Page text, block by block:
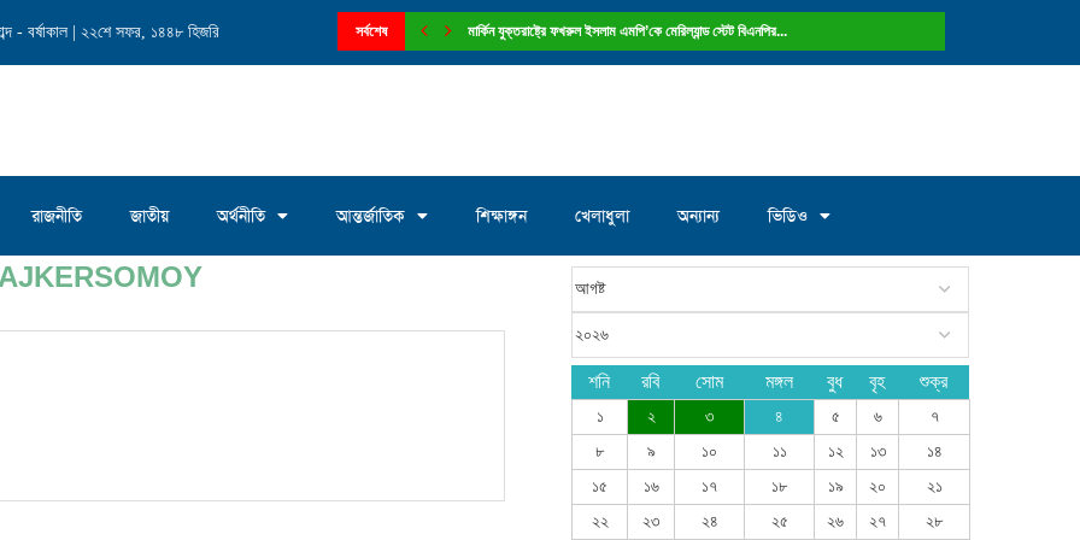
- বর্ষাকাল | ২২শে সফর, ১৪৪৮ হিজরি সর্বশেষ
এমপি’কে মেরিল্যান্ড স্টেট বিএনপির... ফেনী পৌরসভার ১নং ওয়ার্ড কাউন্সিলর পদে আলোচনায় মান্নান...
রাজনীতি জাতীয় অর্থনীতি আন্তর্জাতিক শিক্ষাঙ্গন খেলাধুলা অন্যান্য ভিডিও
AJKERSOMOY
শনি রবি সোম মঙ্গল বুধ বৃহ শুক্র
১ ২ ৩ ৪ ৫ ৬
৭
৮
৯ ১০ ১১ ১২ ১৩
১৪
১৫
১৬ ১৭ ১৮ ১৯ ২০
২১
২২
২৩ ২৪ ২৫ ২৬ ২৭
২৮